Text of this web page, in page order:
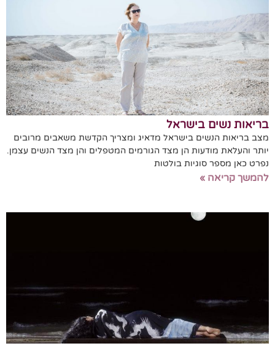
בריאות נשים בישראל
מצב בריאות הנשים בישראל מדאיג ומצריך הקדשת משאבים מרובים
יותר והעלאת מודעות הן מצד הגורמים המטפלים והן מצד הנשים עצמן.
נפרט כאן מספר סוגיות בולטות
להמשך קריאה »